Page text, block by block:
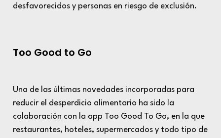
desfavorecidos y personas en riesgo de exclusión.
Too Good to Go
Una de las últimas novedades incorporadas para
reducir el desperdicio alimentario ha sido la
colaboración con la app Too Good To Go, en la que
restaurantes, hoteles, supermercados y todo tipo de